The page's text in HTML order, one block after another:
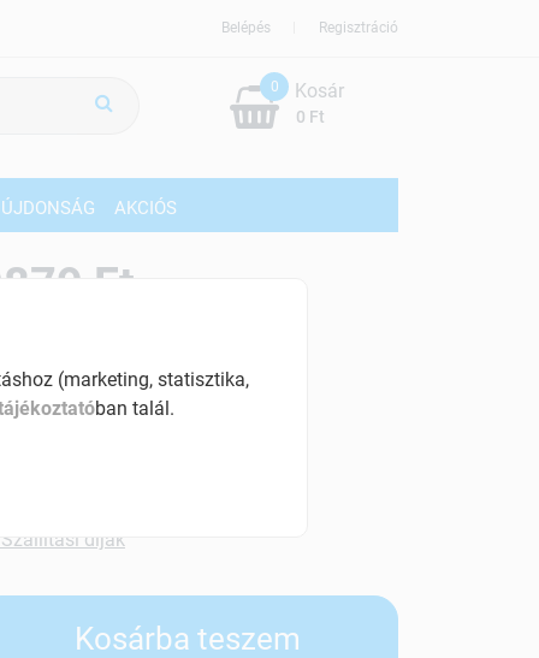
Regisztráció
Belépés
0
0 Ft
Kosár
ÚJDONSÁG AKCIÓS
Ft
Szállítási díjak
Kosárba teszem
(marketing, statisztika,
ban talál.